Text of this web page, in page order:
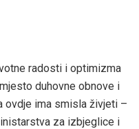
radosti i optimizma
duhovne obnove i
ovdje ima smisla živjeti –
za izbjeglice i